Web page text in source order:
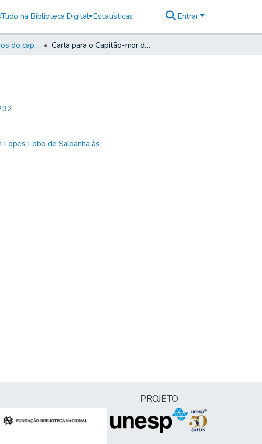
Tudo na Biblioteca Digital Estatísticas Entrar
Volume 74 - Ofícios do capitão General Martim Lopes Lobo de Saldanha às Câmaras e Comandantes da Capitania (1775) Carta para o Capitão-mor de Jundiaí
Lobo de Saldanha às
PROJETO